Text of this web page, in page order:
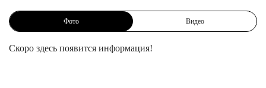
Фото Видео
Скоро здесь появится информация!